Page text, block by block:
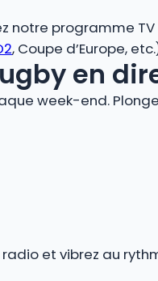
notre programme
, Coupe d’Europe,
en
week-end.
et vibrez au